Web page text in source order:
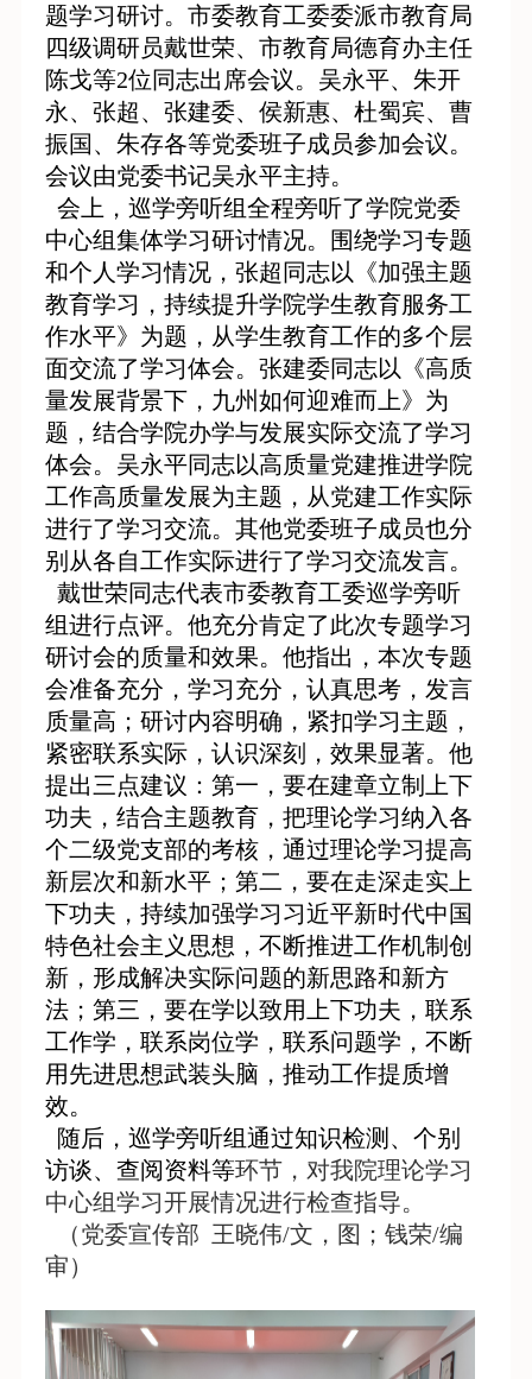
题学习研讨。 市委教育工委委派市教育局
四级调研员戴世荣、市教育局德育办主任
陈戈等2位同志出席会议。 吴永平、朱开
永、张超、张建委、侯新惠、杜蜀宾、曹
振国、朱存各等党委班子成员参加会议。
会议由党委书记吴永平主持。
会上，巡学旁听组全程旁听了学院党委
中心组集体学习研讨情况。围绕学习专题
和个人学习情况， 张超同志以《加强主题
教育学习，持续提升学院学生教育服务工
作水平》为题，从学生教育工作的多个层
面交流了学习体会。 张建委同志以《高质
量发展背景下，九州如何迎难而上》为
题，结合学院办学与发展实际交流了学习
体会。吴永平同志以高质量党建推进学院
工作高质量发展为主题，从党建工作实际
进行了学习交流。其他党委班子成员也分
别从各自工作实际进行了学习交流发言。
戴世荣同志代表市委教育工委巡学旁听
组进行点评。他充分肯定了此次专题学习
研讨会的质量和效果。他指出，本次专题
会准备充分，学习充分，认真思考，发言
质量高；研讨内容明确，紧扣学习主题，
紧密联系实际，认识深刻，效果显著。他
提出三点建议：第一，要在建章立制上下
功夫，结合主题教育，把理论学习纳入各
个二级党支部的考核，通过理论学习提高
新层次和新水平；第二，要在走深走实上
下功夫，持续加强学习习近平新时代中国
特色社会主义思想，不断推进工作机制创
新，形成解决实际问题的新思路和新方
法；第三，要在学以致用上下功夫，联系
工作学，联系岗位学，联系问题学，不断
用先进思想武装头脑，推动工作提质增
效。
随后，巡学旁听组通过知识检测、个别
访谈、查阅资料等环节，对我院理论学习
中心组学习开展情况进行检查指导。
（党委宣传部 王晓伟/文，图；钱荣/编
审）